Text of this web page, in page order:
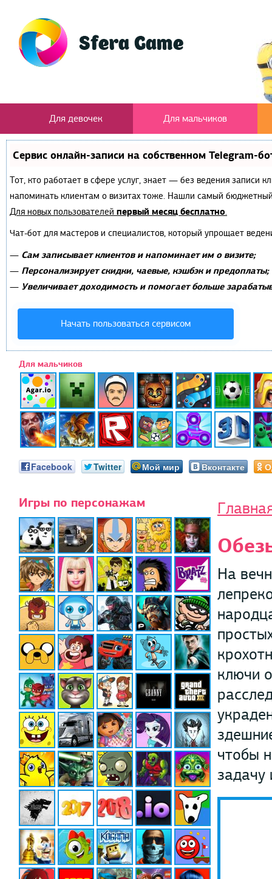
Для девочек Для мальчиков
Сервис онлайн-записи на собственном Telegram-
Тот, кто работает в сфере услуг, знает — без ведения записи
напоминать клиентам о визитах тоже. Нашли самый
Для новых пользователей первый месяц бесплатно.
Чат-бот для мастеров и специалистов, который упрощает
— Сам записывает клиентов и напоминает им о визите;
— Персонализирует скидки, чаевые, кэшбэк и предоплаты;
— Увеличивает доходимость и помогает больше
Начать пользоваться сервисом
Для мальчиков
Facebook Twitter Мой мир Вконтакте
Игры по персонажам
На
ключи
чтобы
задачу